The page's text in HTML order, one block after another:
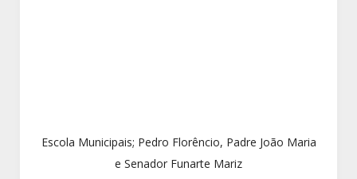
Escola Municipais; Pedro Florêncio, Padre João Maria
e Senador Funarte Mariz